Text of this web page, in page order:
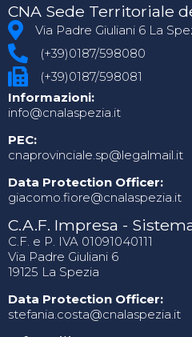
CNA Sede Territoriale
Via Padre Giuliani 6 La
(+39)0187/598080
(+39)0187/598081
Informazioni:
info@cnalaspezia.it
PEC:
cnaprovinciale.sp@legalmail.it
Data Protection Officer:
giacomo.fiore@cnalaspezia.it
C.A.F. Impresa -
C.F. e P. IVA 01091040111
Via Padre Giuliani 6
19125 La Spezia
Data Protection Officer:
stefania.costa@cnalaspezia.it